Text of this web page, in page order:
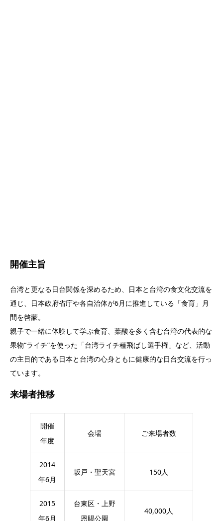
開催主旨
台湾と更なる日台関係を深めるため、日本と台湾の食文化交流を
通じ、日本政府省庁や各自治体が6月に推進している「食育」月
間を啓蒙。
親子で一緒に体験して学ぶ食育、葉酸を多く含む台湾の代表的な
果物“ライチ”を使った「台湾ライチ種飛ばし選手権」など、活動
の主目的である日本と台湾の心身ともに健康的な日台交流を行っ
ています。
来場者推移
開催
年度
会場 ご来場者数
2014
年6月
坂戸・聖天宮 150人
2015
年6月
台東区・上野
恩賜公園
40,000人